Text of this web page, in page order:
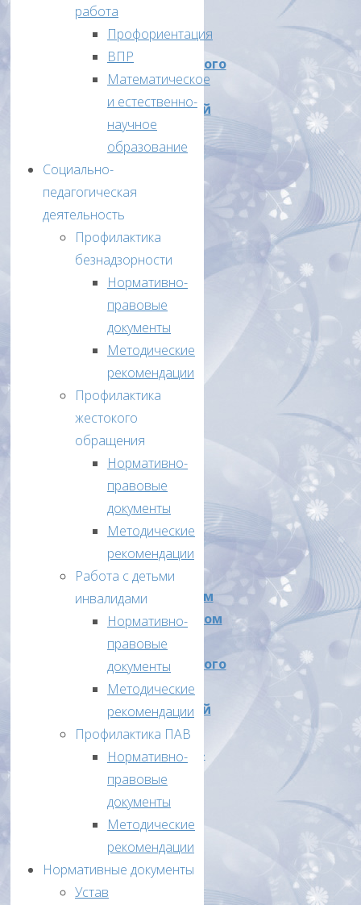
«Об
итогах
муниципального
этапа
Всероссийской
олимпиады
школьников
в
2023
–
2024
учебном
году»
Приказ
№91
от
07.11.2023г
«О
проведении
в
2023-
2024
учебном
году
в
Лебяжьевском
муниципальном
округе
муниципального
этапа
всероссийской
олимпиады
школьников»
Приказ
№22
от
11
марта
работа
Профориентация
ВПР
Математическое
и естественно-
научное
образование
Социально-
педагогическая
деятельность
Профилактика
безнадзорности
Нормативно-
правовые
документы
Методические
рекомендации
Профилактика
жестокого
обращения
Нормативно-
правовые
документы
Методические
рекомендации
Работа с детьми
инвалидами
Нормативно-
правовые
документы
Методические
рекомендации
Профилактика ПАВ
Нормативно-
правовые
документы
Методические
рекомендации
Нормативные документы
Устав